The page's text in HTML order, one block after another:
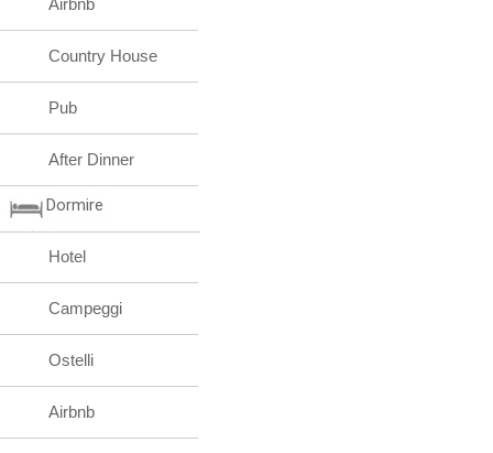
Airbnb
Country House
Pub
After Dinner
Dormire
Hotel
Campeggi
Ostelli
Airbnb